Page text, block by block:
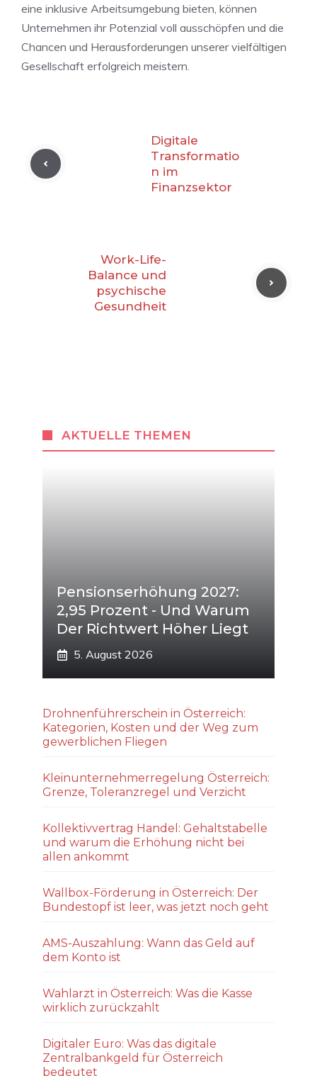
eine inklusive Arbeitsumgebung‌ bieten, können⁢
Unternehmen ihr Potenzial voll ausschöpfen und die
Chancen und Herausforderungen unserer vielfältigen
Gesellschaft erfolgreich meistern.
Digitale
Transformatio
n im
Finanzsektor
Work-Life-
Balance und
psychische
Gesundheit
AKTUELLE THEMEN
Pensionserhöhung 2027:
2,95 Prozent - Und Warum
Der Richtwert Höher Liegt
5. August 2026
Drohnenführerschein in Österreich:
Kategorien, Kosten und der Weg zum
gewerblichen Fliegen
Kleinunternehmerregelung Österreich:
Grenze, Toleranzregel und Verzicht
Kollektivvertrag Handel: Gehaltstabelle
und warum die Erhöhung nicht bei
allen ankommt
Wallbox-Förderung in Österreich: Der
Bundestopf ist leer, was jetzt noch geht
AMS-Auszahlung: Wann das Geld auf
dem Konto ist
Wahlarzt in Österreich: Was die Kasse
wirklich zurückzahlt
Digitaler Euro: Was das digitale
Zentralbankgeld für Österreich
bedeutet